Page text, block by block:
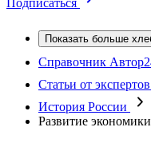
Подписаться
Показать больше
Справочник
Статьи от экспертов
История России
Развитие